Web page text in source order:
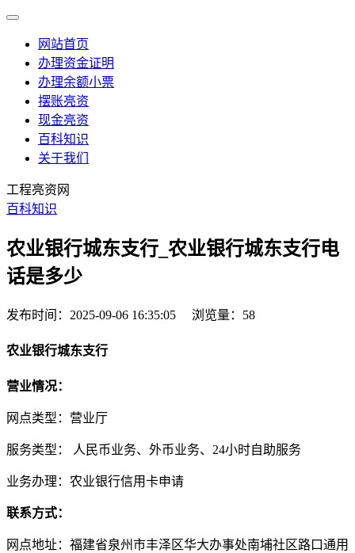
网站首页
办理资金证明
办理余额小票
摆账亮资
现金亮资
百科知识
关于我们
工程亮资网
百科知识
农业银行城东支行_农业银行城东支行电
话是多少
发布时间：2025-09-06 16:35:05 浏览量：58
农业银行城东支行
营业情况：
网点类型：营业厅
服务类型： 人民币业务、外币业务、24小时自助服务
业务办理：农业银行信用卡申请
联系方式：
网点地址：福建省泉州市丰泽区华大办事处南埔社区路口通用